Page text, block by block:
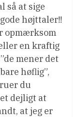
så at sige
højttaler!!
opmærksom
en kraftig
mener det
høflig”,
du
dejligt at
at jeg er